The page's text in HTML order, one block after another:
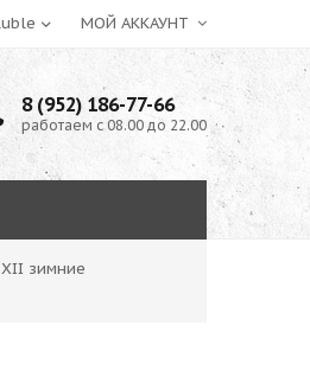
МОЙ АККАУНТ
8 (952) 186-77-66
работаем с 08.00 до 22.00
XII зимние